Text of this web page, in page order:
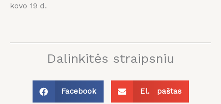
kovo 19 d.
Dalinkitės straipsniu
Facebook El. paštas